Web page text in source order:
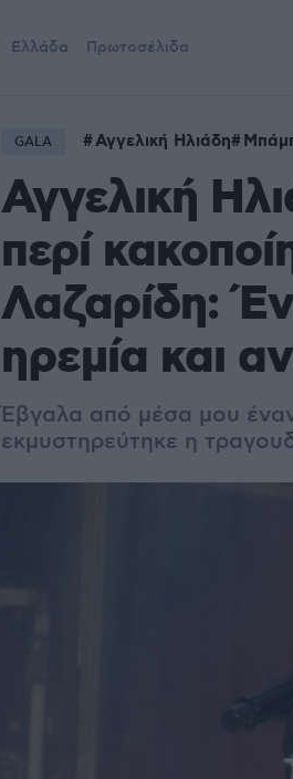
Ελλάδα Πρωτοσέλιδα
GALA Αγγελική Ηλιάδη
Αγγελική
περί
Λαζαρίδη:
ηρεμία και
Έβγαλα από μέσα μου
εκμυστηρεύτηκε η